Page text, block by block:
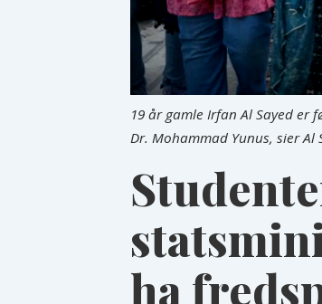
19 år gamle Irfan Al Sayed er
Dr. Mohammad Yunus, sier Al
ha